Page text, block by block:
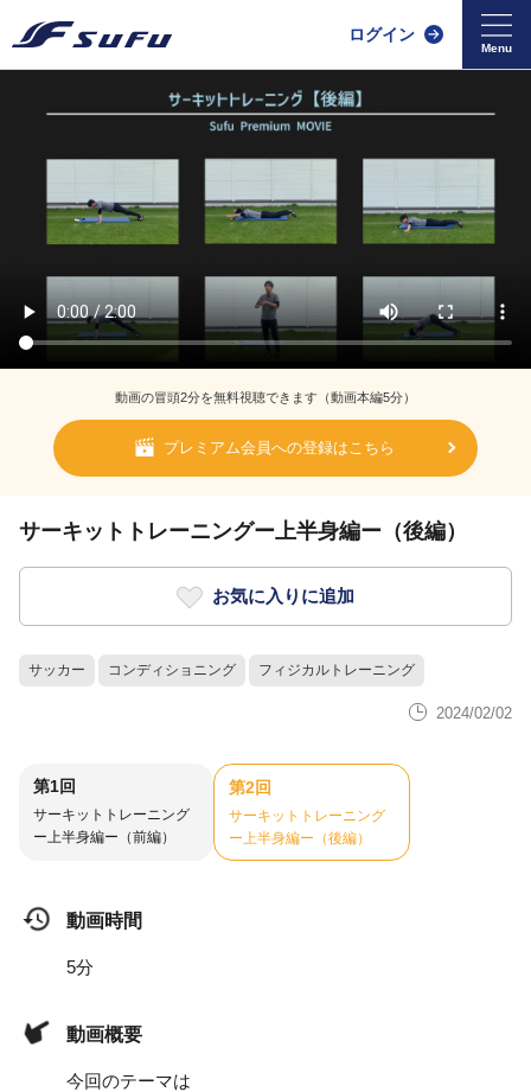
ログイン
動画の冒頭2分を無料視聴できます（動画本編5分）
プレミアム会員への登録はこちら
サーキットトレーニングー上半身編ー（後編）
お気に入りに追加
サッカー コンディショニング フィジカルトレーニング
2024/02/02
第1回
サーキットトレーニング
ー上半身編ー（前編）
第2回
サーキットトレーニング
ー上半身編ー（後編）
動画時間
5分
動画概要
今回のテーマは